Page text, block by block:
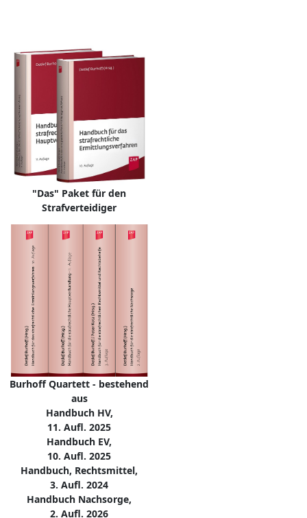
"Das" Paket für den
Strafverteidiger
Burhoff Quartett - bestehend
aus
Handbuch HV,
11. Aufl. 2025
Handbuch EV,
10. Aufl. 2025
Handbuch, Rechtsmittel,
3. Aufl. 2024
Handbuch Nachsorge,
2. Aufl. 2026